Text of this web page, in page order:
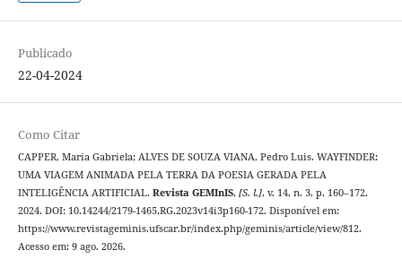
Publicado
22-04-2024
Como Citar
CAPPER, Maria Gabriela; ALVES DE SOUZA VIANA, Pedro Luis. WAYFINDER:
UMA VIAGEM ANIMADA PELA TERRA DA POESIA GERADA PELA
INTELIGÊNCIA ARTIFICIAL. Revista GEMInIS, [S. l.], v. 14, n. 3, p. 160–172,
2024. DOI: 10.14244/2179-1465.RG.2023v14i3p160-172. Disponível em:
https://www.revistageminis.ufscar.br/index.php/geminis/article/view/812.
Acesso em: 9 ago. 2026.